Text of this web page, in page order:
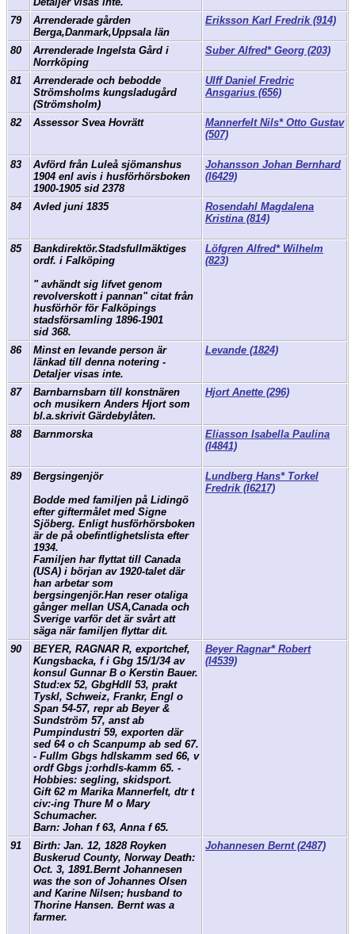
79
Arrenderade gården
Berga,Danmark,Uppsala län
Eriksson Karl Fredrik (914)
80
Arrenderade Ingelsta Gård i
Norrköping
Suber Alfred* Georg (203)
81
Arrenderade och bebodde
Strömsholms kungsladugård
(Strömsholm)
Ulff Daniel Fredric
Ansgarius (656)
82 Assessor Svea Hovrätt
Mannerfelt Nils* Otto Gustav
(507)
83
Avförd från Luleå sjömanshus
1904 enl avis i husförhörsboken
1900-1905 sid 2378
Johansson Johan Bernhard
(I6429)
84 Avled juni 1835
Rosendahl Magdalena
Kristina (814)
85
Bankdirektör.Stadsfullmäktiges
ordf. i Falköping
" avhändt sig lifvet genom
revolverskott i pannan" citat från
husförhör för Falköpings
stadsförsamling 1896-1901
sid 368.
Löfgren Alfred* Wilhelm
(823)
86
Minst en levande person är
länkad till denna notering -
Detaljer visas inte.
Levande (1824)
87
Barnbarnsbarn till konstnären
och musikern Anders Hjort som
bl.a.skrivit Gärdebylåten.
Hjort Anette (296)
88 Barnmorska
Eliasson Isabella Paulina
(I4841)
89
Bergsingenjör
Bodde med familjen på Lidingö
efter giftermålet med Signe
Sjöberg. Enligt husförhörsboken
är de på obefintlighetslista efter
1934.
Familjen har flyttat till Canada
(USA) i början av 1920-talet där
han arbetar som
bergsingenjör.Han reser otaliga
gånger mellan USA,Canada och
Sverige varför det är svårt att
säga när familjen flyttar dit.
Lundberg Hans* Torkel
Fredrik (I6217)
90
BEYER, RAGNAR R, exportchef,
Kungsbacka, f i Gbg 15/1/34 av
konsul Gunnar B o Kerstin Bauer.
Stud:ex 52, GbgHdlI 53, prakt
Tyskl, Schweiz, Frankr, Engl o
Span 54-57, repr ab Beyer &
Sundström 57, anst ab
Pumpindustri 59, exporten där
sed 64 o ch Scanpump ab sed 67.
- Fullm Gbgs hdlskamm sed 66, v
ordf Gbgs j:orhdls-kamm 65. -
Hobbies: segling, skidsport.
Gift 62 m Marika Mannerfelt, dtr t
civ:-ing Thure M o Mary
Schumacher.
Barn: Johan f 63, Anna f 65.
Beyer Ragnar* Robert
(I4539)
91
Birth: Jan. 12, 1828 Royken
Buskerud County, Norway Death:
Oct. 3, 1891.Bernt Johannesen
was the son of Johannes Olsen
and Karine Nilsen; husband to
Thorine Hansen. Bernt was a
farmer.
Johannesen Bernt (2487)